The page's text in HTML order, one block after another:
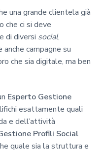
una grande clientela già
che ci si deve
di diversi social,
campagne su
che sia digitale, ma ben
Esperto Gestione
esattamente quali
e dell’attività
Profili Social
quale sia la struttura e